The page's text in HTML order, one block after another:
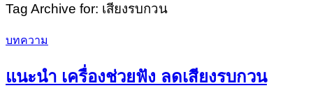
Tag Archive for: เสียงรบกวน
บทความ
แนะนำ เครื่องช่วยฟัง ลดเสียงรบกวน